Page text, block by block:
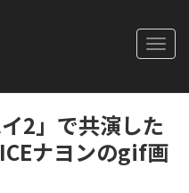
2」で共演した
ナヨンのgif画